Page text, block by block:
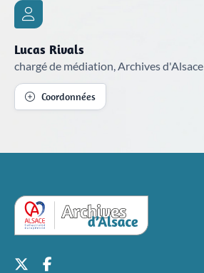
Lucas Rivals
chargé de médiation, Archives d'Alsace
Coordonnées